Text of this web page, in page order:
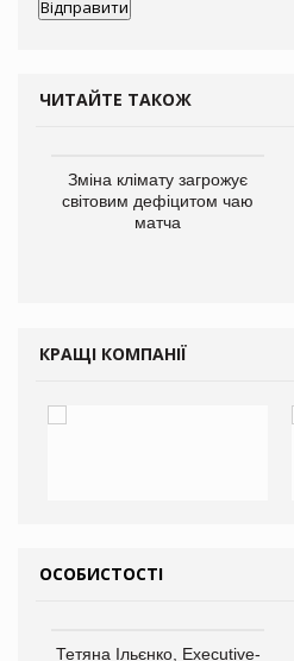
ЧИТАЙТЕ ТАКОЖ
Зміна клімату загрожує
світовим дефіцитом чаю
матча
КРАЩІ КОМПАНІЇ
ОСОБИСТОСТІ
Тетяна Ільєнко, Executive-